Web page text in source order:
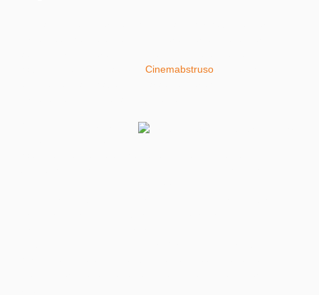
haben Tilman und Paul vonCinemabstruso